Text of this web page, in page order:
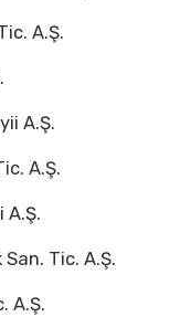
A.Ş.
A.Ş.
A.Ş.
A.Ş.
Tic. A.Ş.
A.Ş.